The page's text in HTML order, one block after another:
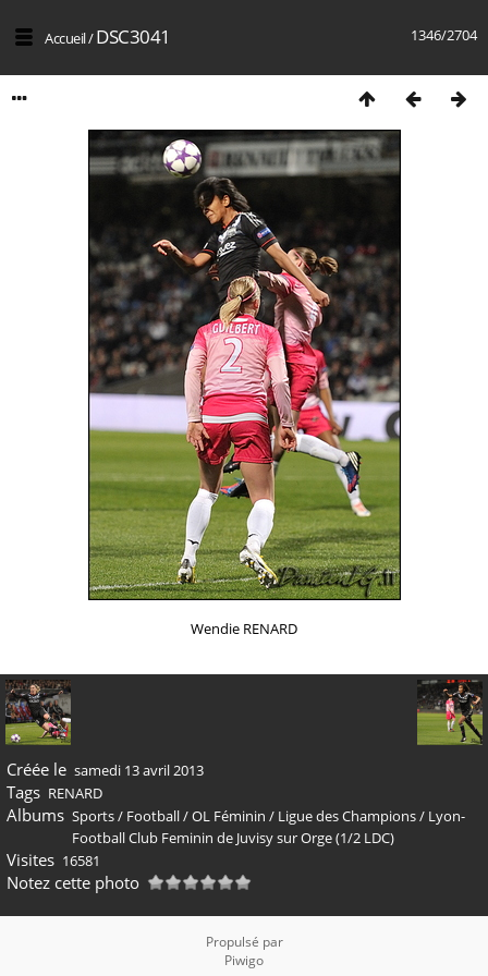
1346/2704
Accueil/DSC3041
Wendie RENARD
Créée le samedi 13 avril 2013
Tags RENARD
Albums Sports/ Football/OL Féminin / Ligue des Champions/ Lyon-
Football Club Feminin de Juvisy sur Orge (1/2 LDC)
Visites 16581
Notez cette photo
Propulsé par
Piwigo